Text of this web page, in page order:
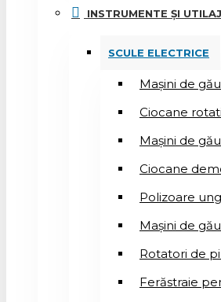
INSTRUMENTE ȘI UTILAJ
SCULE ELECTRICE
Mașini de
Ciocane
Mașini de
Ciocane
Polizoare
Mașini de
Rotatori de
Ferăstraie